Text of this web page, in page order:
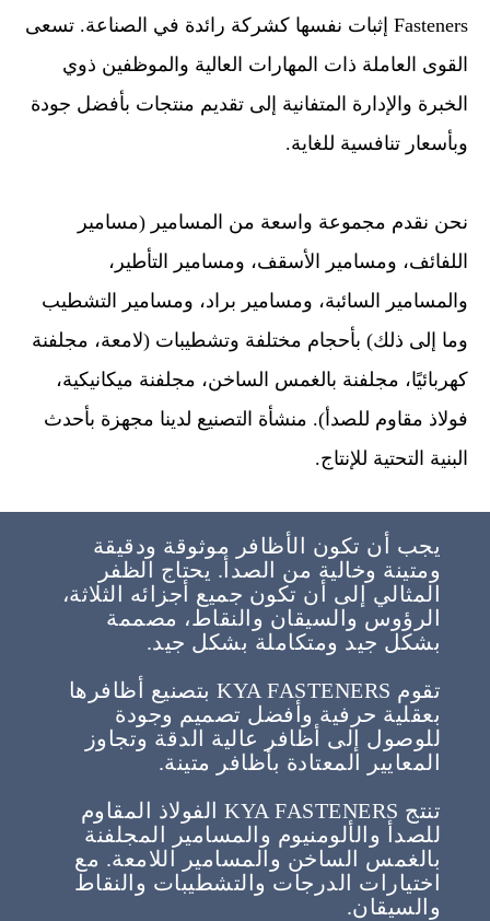
Fasteners إثبات نفسها كشركة رائدة في الصناعة. تسعى
القوى العاملة ذات المهارات العالية والموظفين ذوي
الخبرة والإدارة المتفانية إلى تقديم منتجات بأفضل جودة
وبأسعار تنافسية للغاية.
نحن نقدم مجموعة واسعة من المسامير (مسامير
اللفائف، ومسامير الأسقف، ومسامير التأطير،
والمسامير السائبة، ومسامير براد، ومسامير التشطيب
وما إلى ذلك) بأحجام مختلفة وتشطيبات (لامعة، مجلفنة
كهربائيًا، مجلفنة بالغمس الساخن، مجلفنة ميكانيكية،
فولاذ مقاوم للصدأ). منشأة التصنيع لدينا مجهزة بأحدث
البنية التحتية للإنتاج.
يجب أن تكون الأظافر موثوقة ودقيقة
ومتينة وخالية من الصدأ. يحتاج الظفر
المثالي إلى أن تكون جميع أجزائه الثلاثة،
الرؤوس والسيقان والنقاط، مصممة
بشكل جيد ومتكاملة بشكل جيد.
تقوم KYA FASTENERS بتصنيع أظافرها
بعقلية حرفية وأفضل تصميم وجودة
للوصول إلى أظافر عالية الدقة وتجاوز
المعايير المعتادة بأظافر متينة.
تنتج KYA FASTENERS الفولاذ المقاوم
للصدأ والألومنيوم والمسامير المجلفنة
بالغمس الساخن والمسامير اللامعة. مع
اختيارات الدرجات والتشطيبات والنقاط
والسيقان.